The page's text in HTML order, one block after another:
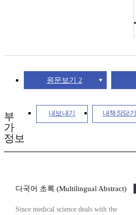
원문보기 2
내보내기 내책장담기
부
가
정보
다국어 초록 (Multilingual Abstract)
Since medical science deals with the